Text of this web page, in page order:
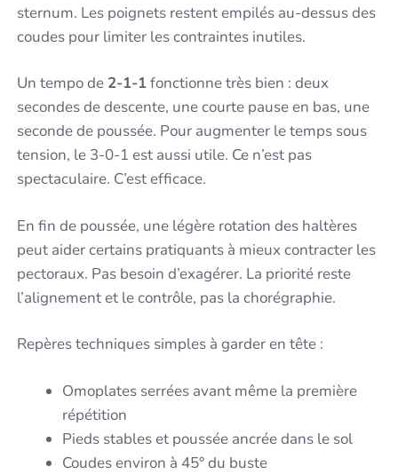
sternum. Les poignets restent empilés au-dessus des
coudes pour limiter les contraintes inutiles.
Un tempo de 2-1-1fonctionne très bien : deux
secondes de descente, une courte pause en bas, une
seconde de poussée. Pour augmenter le temps sous
tension, le 3-0-1 est aussi utile. Ce n’est pas
spectaculaire. C’est efficace.
En fin de poussée, une légère rotation des haltères
peut aider certains pratiquants à mieux contracter les
pectoraux. Pas besoin d’exagérer. La priorité reste
l’alignement et le contrôle, pas la chorégraphie.
Repères techniques simples à garder en tête :
Omoplates serrées avant même la première
répétition
Pieds stables et poussée ancrée dans le sol
Coudes environ à 45° du buste